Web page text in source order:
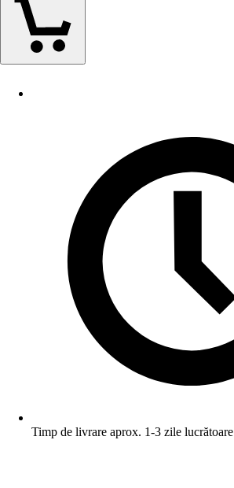
Timp de livrare aprox. 1-3 zile lucrătoare